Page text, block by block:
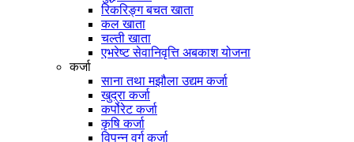
रिकरिङ्ग बचत खाता
कल खाता
चल्ती खाता
एभरेष्ट सेवानिवृत्ति अबकाश योजना
कर्जा
साना तथा मझौला उद्यम कर्जा
खुद्रा कर्जा
कर्पोरेट कर्जा
कृषि कर्जा
विपन्न वर्ग कर्जा